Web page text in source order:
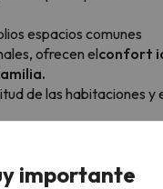
espacios comunes
ofrecen elconfort
de las habitaciones y
tu próxima reserva.
importante